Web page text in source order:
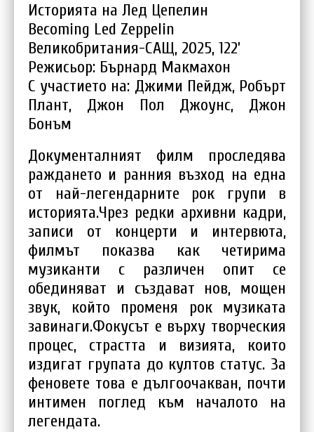
Историята на Лед Цепелин
Becoming Led Zeppelin
Великобритания-САЩ, 2025, 122’
Режисьор: Бърнард Макмахон
С участието на: Джими Пейдж, Робърт
Плант, Джон Пол Джоунс, Джон
Бонъм
Документалният филм проследява
раждането и ранния възход на една
от най-легендарните рок групи в
историята.Чрез редки архивни кадри,
записи от концерти и интервюта,
филмът показва как четирима
музиканти с различен опит се
обединяват и създават нов, мощен
звук, който променя рок музиката
завинаги.Фокусът е върху творческия
процес, страстта и визията, които
издигат групата до култов статус. За
феновете това е дългоочакван, почти
интимен поглед към началото на
легендата.